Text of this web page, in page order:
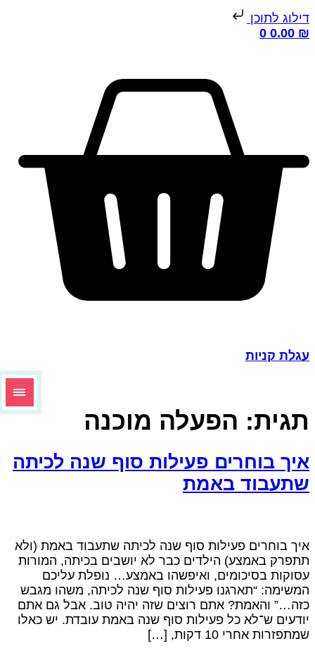
לתוכן
0.00
0
קניות
הפעלה מוכנה
בוחרים פעילות סוף שנה לכיתה
באמת
בוחרים פעילות סוף שנה לכיתה שתעבוד באמת (ולא
באמצע) הילדים כבר לא יושבים בכיתה, המורות
בסיכומים, ואיפשהו באמצע… נופלת עליכם
“תארגנו פעילות סוף שנה לכיתה, משהו מגבש
והאמת? אתם רוצים שזה יהיה טוב. אבל גם אתם
ש־לא כל פעילות סוף שנה באמת עובדת. יש כאלו
אחרי 10 דקות, […]